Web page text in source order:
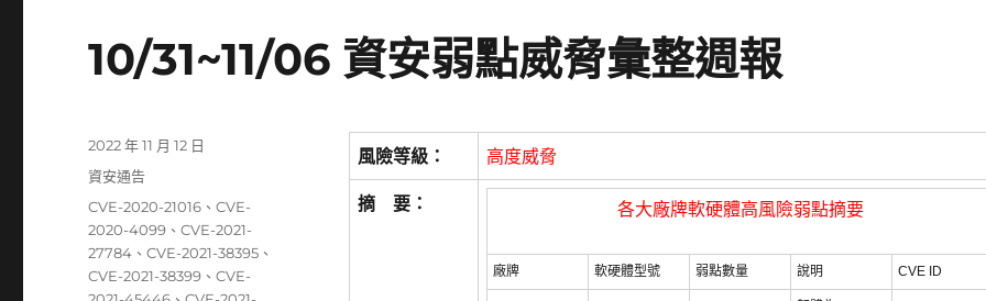
10/31~11/06 資安弱點威脅彙整週報
風險等級： 高度威脅
摘 要： 各大廠牌軟硬體高風險弱點摘要
廠牌 軟硬體型號 弱點數量 說明 CVE ID
發
佈
期:
2022 年 11 月 12 日
分
資安通告
標
籤
CVE-2020-21016 、CVE-
2020-4099 、CVE-2021-
27784 、CVE-2021-38395 、
CVE-2021-38399 、CVE-